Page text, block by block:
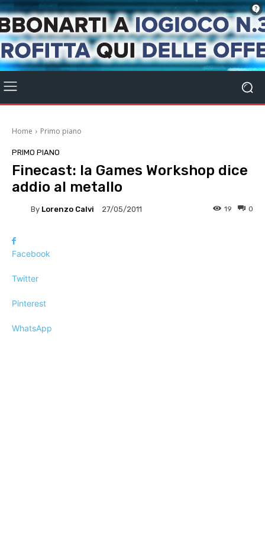
Home Primo piano
PRIMO PIANO
Finecast: la Games Workshop dice
addio al metallo
By Lorenzo Calvi 27/05/2011 0
19
Facebook
Twitter
Pinterest
WhatsApp